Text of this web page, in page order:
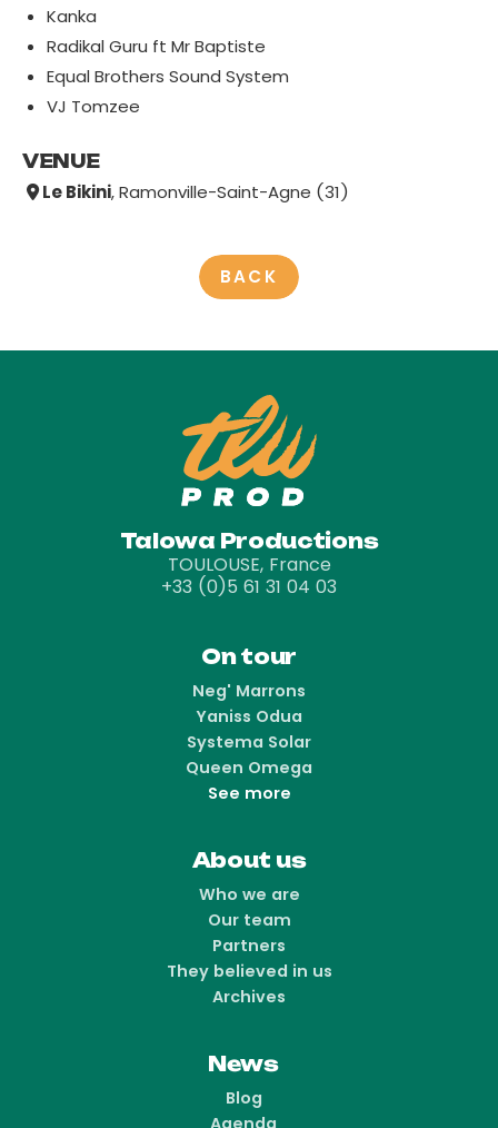
Kanka
Radikal Guru ft Mr Baptiste
Equal Brothers Sound System
VJ Tomzee
VENUE
Le Bikini, Ramonville-Saint-Agne (31)
BACK
Talowa Productions
TOULOUSE, France
+33 (0)5 61 31 04 03
On tour
Neg' Marrons
Yaniss Odua
Systema Solar
Queen Omega
See more
About us
Who we are
Our team
Partners
They believed in us
Archives
News
Blog